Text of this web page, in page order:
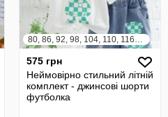
80, 86, 92, 98, 104, 110, 116, 122
575 грн
Неймовірно стильний літній
комплект - джинсові шорти
футболка